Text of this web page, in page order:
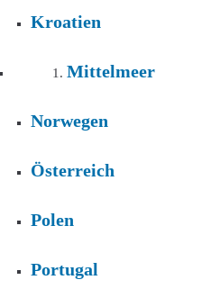
Kroatien
Mittelmeer
Norwegen
Österreich
Polen
Portugal